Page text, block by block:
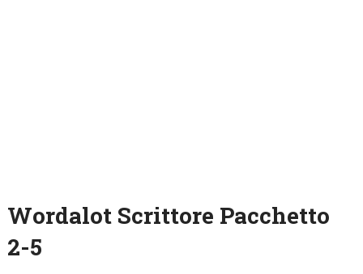
Wordalot Scrittore Pacchetto
2-5